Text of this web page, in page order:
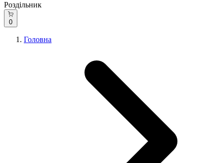
Роздільник
0
Головна